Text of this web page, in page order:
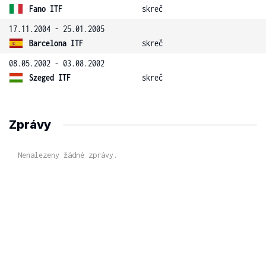
Fano ITF
skreč
17.11.2004 - 25.01.2005
Barcelona ITF
skreč
08.05.2002 - 03.08.2002
Szeged ITF
skreč
Zprávy
Nenalezeny žádné zprávy.